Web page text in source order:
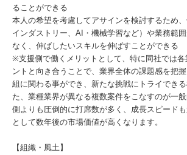
ることができる
本人の希望を考慮してアサインを検討するため、
インダストリー、AI・機械学習など）や業務範
なく、伸ばしたいスキルを伸ばすことができる
※支援側で働くメリットとして、特に同社では
ントと向き合うことで、業界全体の課題感を把
組に関わる事ができ、新たな挑戦にトライでき
た、業種業界が異なる複数案件をこなすのが一
側よりも圧倒的に打席数が多く、成長スピード
として数年後の市場価値が高くなります。
【組織・風土】